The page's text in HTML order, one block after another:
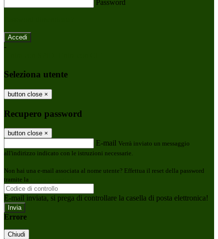
Password
-
Seleziona utente
button close ×
Recupero password
button close ×
E-mail Verrà inviato un messaggio
all'indirizzo indicato con le istruzioni necessarie.
Non hai una e-mail associata al nome utente? Effettua il reset della password
tramite la
E-mail inviata, si prega di controllare la casella di posta elettronica!
Errore
Chiudi